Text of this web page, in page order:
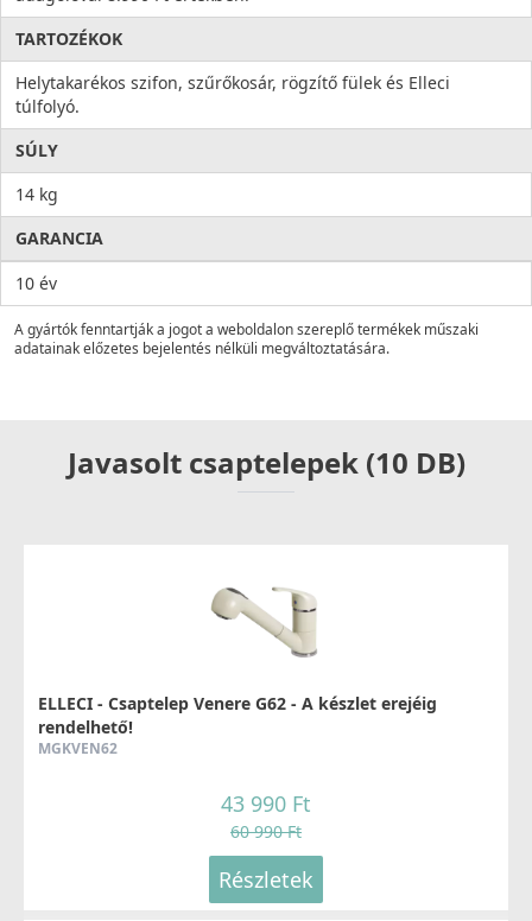
TARTOZÉKOK
Helytakarékos szifon, szűrőkosár, rögzítő fülek és Elleci
túlfolyó.
SÚLY
14 kg
GARANCIA
10 év
A gyártók fenntartják a jogot a weboldalon szereplő termékek műszaki
adatainak előzetes bejelentés nélküli megváltoztatására.
Javasolt csaptelepek (10 DB)
ELLECI - Csaptelep Venere G62 - A készlet erejéig
rendelhető!
MGKVEN62
43 990 Ft
60 990 Ft
Részletek